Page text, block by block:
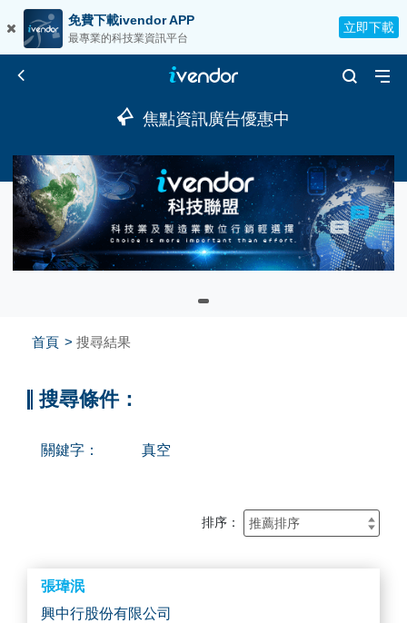
免費下載ivendor APP
最專業的科技業資訊平台
立即下載
焦點資訊廣告優惠中
首頁 搜尋結果
搜尋條件：
關鍵字： 真空
排序：
張瑋泯
興中行股份有限公司